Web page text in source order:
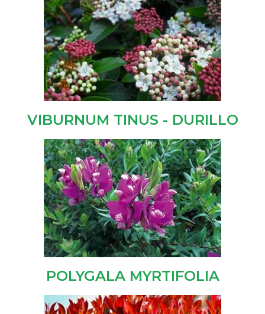
VIBURNUM TINUS - DURILLO
POLYGALA MYRTIFOLIA